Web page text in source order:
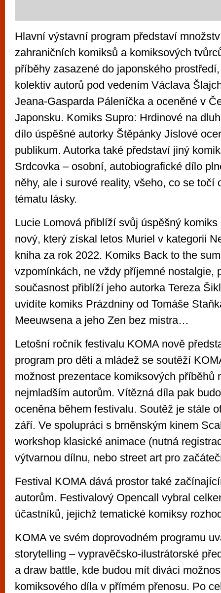
Hlavní výstavní program představí
zahraničních komiksů a komiksových
příběhy zasazené do japonského
kolektiv autorů pod vedením Václava
Jeana-Gasparda Páleníčka a oceněné v
Japonsku. Komiks Supro: Hrdinové na
dílo úspěšné autorky Štěpánky Jíslové
publikum. Autorka také představí jiný
Srdcovka – osobní, autobiografické dílo
něhy, ale i surové reality, všeho, co se točí
tématu lásky.
Lucie Lomová přiblíží svůj úspěšný
nový, který získal letos Muriel v kategorii
kniha za rok 2022. Komiks Back to the
vzpomínkách, ne vždy příjemné nostalgie,
současnost přiblíží jeho autorka Tereza
uvidíte komiks Prázdniny od Tomáše
Meeuwsena a jeho Zen bez mistra…
Letošní ročník festivalu KOMA nově
program pro děti a mládež se soutěží
možnost prezentace komiksových příběhů
nejmladším autorům. Vítězná díla pak
oceněna během festivalu. Soutěž je stále
září. Ve spolupráci s brněnským kinem
workshop klasické animace (nutná
výtvarnou dílnu, nebo street art pro
Festival KOMA dává prostor také
autorům. Festivalový Opencall vybral
účastníků, jejichž tematické komiksy
KOMA ve svém doprovodném programu
storytelling – vypravěčsko-ilustrátorské
a draw battle, kde budou mít diváci
komiksového díla v přímém přenosu. Po